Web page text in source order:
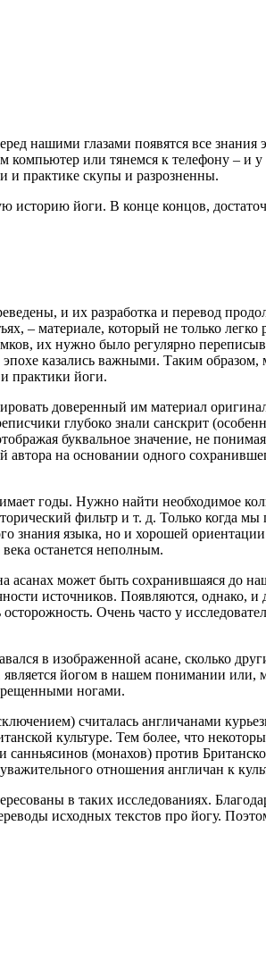
нашими глазами появятся все
или тянемся к телефону – и
и практике скупы и разрозненны.
йоги. В конце концов,
и их разработка и перевод
– материале, который не только
их нужно было регулярно
казались важными. Таким
практики йоги.
доверенный им материал
глубоко знали санскрит
буквальное значение, не
на основании одного
годы. Нужно найти необходимое
фильтр и т. д. Только когда
знания языка, но и хорошей
останется неполным.
может быть сохранившаяся до
источников. Появляются,
Очень часто у
в изображенной асане, сколько
йогом в нашем понимании
ногами.
считалась англичанами
культуре. Тем более, что
санньясинов (монахов) против
отношения англичан к
в таких исследованиях.
исходных текстов про йогу.